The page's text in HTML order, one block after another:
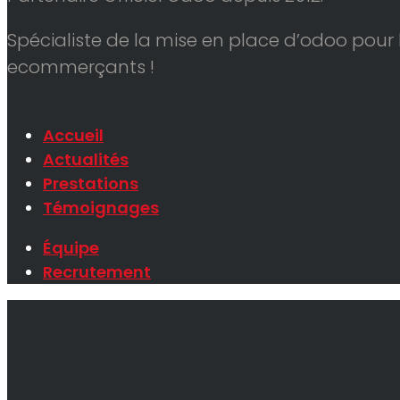
Spécialiste de la mise en place d’odoo pour
ecommerçants !
Accueil
Actualités
Prestations
Témoignages
Équipe
Recrutement